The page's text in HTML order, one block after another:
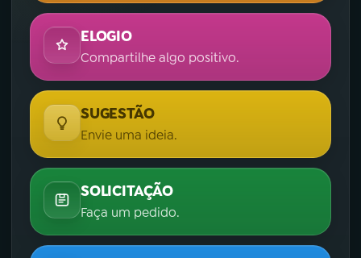
ELOGIO
Compartilhe algo positivo.
SUGESTÃO
Envie uma ideia.
SOLICITAÇÃO
Faça um pedido.